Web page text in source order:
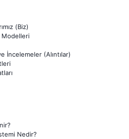
(Biz)
Modelleri
İncelemeler (Alıntılar)
Nedir?